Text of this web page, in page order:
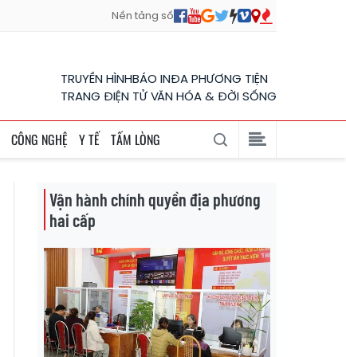
Nền tảng số
TRUYỀN HÌNHBÁO INĐA PHƯƠNG TIỆN
TRANG ĐIỆN TỬ VĂN HÓA & ĐỜI SỐNG
CÔNG NGHỆ Y TẾ TẤM LÒNG
Vận hành chính quyền địa phương
hai cấp